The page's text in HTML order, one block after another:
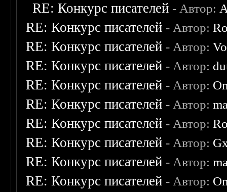
RE: Конкурс писателей - Автор:
RE: Конкурс писателей - Автор:
RE: Конкурс писателей - Автор:
RE: Конкурс писателей - Автор:
RE: Конкурс писателей - Автор:
RE: Конкурс писателей - Автор:
RE: Конкурс писателей - Автор:
RE: Конкурс писателей - Автор:
RE: Конкурс писателей - Автор:
RE: Конкурс писателей - Автор: